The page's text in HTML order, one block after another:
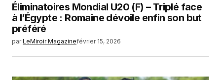
Éliminatoires Mondial U20 (F) – Triplé face
à l’Égypte : Romaine dévoile enfin son but
préféré
par LeMiroir Magazinefévrier 15, 2026